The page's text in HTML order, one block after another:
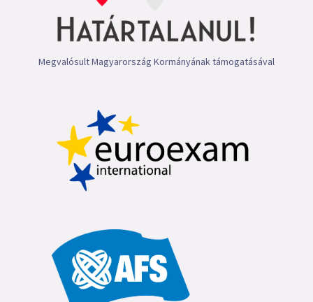
Megvalósult Magyarország Kormányának támogatásával